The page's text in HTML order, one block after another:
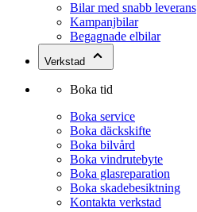
Bilar med snabb leverans
Kampanjbilar
Begagnade elbilar
Verkstad
Boka tid
Boka service
Boka däckskifte
Boka bilvård
Boka vindrutebyte
Boka glasreparation
Boka skadebesiktning
Kontakta verkstad